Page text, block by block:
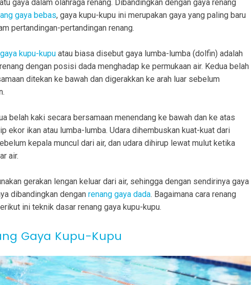
gaya dalam olahraga renang. Dibandingkan dengan gaya renang
gaya bebas, gaya kupu-kupu ini merupakan gaya yang paling baru
pertandingan-pertandingan renang.
kupu-kupu atau biasa disebut gaya lumba-lumba (dolfin) adalah
dengan posisi dada menghadap ke permukaan air. Kedua belah
ditekan ke bawah dan digerakkan ke arah luar sebelum
belah kaki secara bersamaan menendang ke bawah dan ke atas
ekor ikan atau lumba-lumba. Udara dihembuskan kuat-kuat dari
kepala muncul dari air, dan udara dihirup lewat mulut ketika
air.
gerakan lengan keluar dari air, sehingga dengan sendirinya gaya
dibandingkan dengan renang gaya dada. Bagaimana cara renang
ini teknik dasar renang gaya kupu-kupu.
Gaya Kupu-Kupu